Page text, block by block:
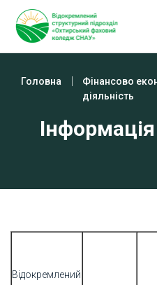
content
Головна
Фінансово
діяльність
Відокремлений